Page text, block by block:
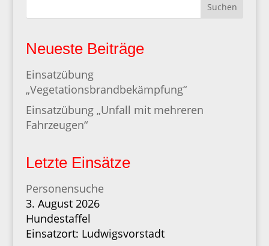
Suchen
Neueste Beiträge
Einsatzübung
„Vegetationsbrandbekämpfung“
Einsatzübung „Unfall mit mehreren
Fahrzeugen“
Letzte Einsätze
Personensuche
3. August 2026
Hundestaffel
Einsatzort: Ludwigsvorstadt